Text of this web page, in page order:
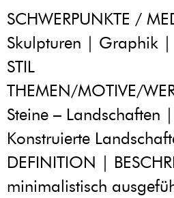
SCHWERPUNKTE /
Skulpturen | Graphik |
STIL
THEMEN/MOTIVE/
Steine –
Konstruierte
DEFINITION |
minimalistisch